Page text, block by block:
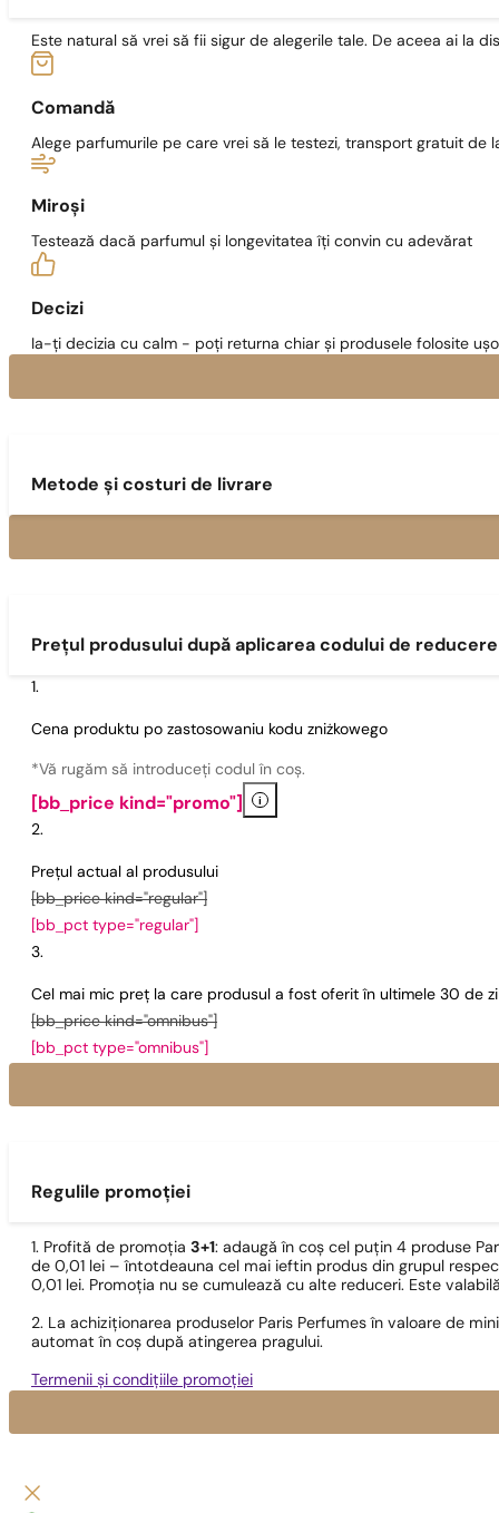
Este natural să vrei să fii sigur de alegerile tale. De aceea ai la
Comandă
Alege parfumurile pe care vrei să le testezi, transport gratuit de
Miroși
Testează dacă parfumul și longevitatea îți convin cu adevărat
Decizi
Ia-ți decizia cu calm - poți returna chiar și produsele folosite
Metode și costuri de livrare
Prețul produsului după aplicarea codului de reducere
Cena produktu po zastosowaniu kodu zniżkowego
*Vă rugăm să introduceți codul în coș.
[bb_price kind="promo"] i
Prețul actual al produsului
[bb_price kind="regular"]
[bb_pct type="regular"]
Cel mai mic preț la care produsul a fost oferit în ultimele 30 de
[bb_price kind="omnibus"]
[bb_pct type="omnibus"]
Regulile promoției
1. Profită de promoția 3+1: adaugă în coș cel puțin 4 produse
de 0,01 lei – întotdeauna cel mai ieftin produs din grupul
0,01 lei. Promoția nu se cumulează cu alte reduceri. Este
2. La achiziționarea produselor Paris Perfumes în valoare de
automat în coș după atingerea pragului.
Termenii și condițiile promoției